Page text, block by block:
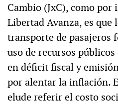
Cambio (JxC), como por
Libertad Avanza, es que
transporte de pasajeros
uso de recursos
en déficit fiscal y
por alentar la inflación.
elude referir el costo